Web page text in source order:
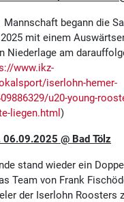
Mannschaft begann die
mit einem
Niederlage am
www.ikz-
iserlohn-hemer-
u20-young-
liegen.html )
@ Bad Tölz
stand wieder ein
Team von Frank
der Iserlohn Roosters